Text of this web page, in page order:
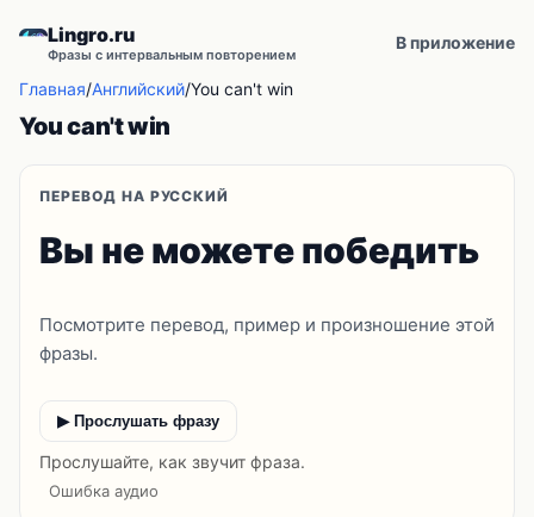
Lingro.ru
Фразы с интервальным повторением
В приложение
Главная/Английский/You can't win
You can't win
ПЕРЕВОД НА РУССКИЙ
Вы не можете победить
Посмотрите перевод, пример и произношение этой
фразы.
▶ Прослушать фразу
Прослушайте, как звучит фраза.
Ошибка аудио